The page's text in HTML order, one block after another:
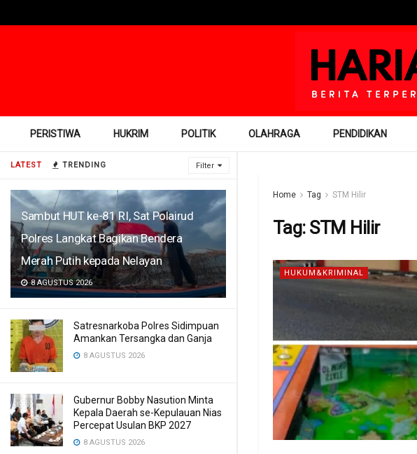
LATEST TRENDING Filter
Sambut HUT ke-81 RI, Sat Polairud
Polres Langkat Bagikan Bendera
Merah Putih kepada Nelayan
8 AGUSTUS 2026
Satresnarkoba Polres Sidimpuan
Amankan Tersangka dan Ganja
8 AGUSTUS 2026
Gubernur Bobby Nasution Minta
Kepala Daerah se-Kepulauan Nias
Percepat Usulan BKP 2027
8 AGUSTUS 2026
PERISTIWA HUKRIM POLITIK OLAHRAGA PENDIDIKAN
Home Tag STM Hilir
Tag: STM Hilir
HUKUM&KRIMINAL